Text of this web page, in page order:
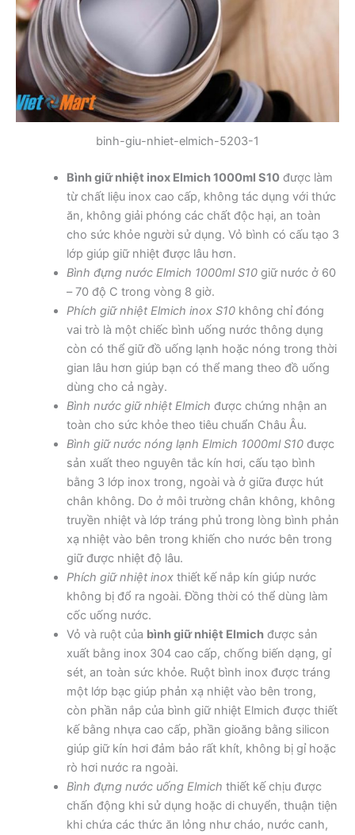
binh-giu-nhiet-elmich-5203-1
Bình giữ nhiệt inox Elmich 1000ml S10được làm
từ chất liệu inox cao cấp, không tác dụng với thức
ăn, không giải phóng các chất độc hại, an toàn
cho sức khỏe người sử dụng. Vỏ bình có cấu tạo 3
lớp giúp giữ nhiệt được lâu hơn.
Bình đựng nước Elmich 1000ml S10giữ nước ở 60
– 70 độ C trong vòng 8 giờ.
Phích giữ nhiệt Elmich inox S10không chỉ đóng
vai trò là một chiếc bình uống nước thông dụng
còn có thể giữ đồ uống lạnh hoặc nóng trong thời
gian lâu hơn giúp bạn có thể mang theo đồ uống
dùng cho cả ngày.
Bình nước giữ nhiệt Elmich được chứng nhận an
toàn cho sức khỏe theo tiêu chuẩn Châu Âu.
Bình giữ nước nóng lạnh Elmich 1000ml S10được
sản xuất theo nguyên tắc kín hơi, cấu tạo bình
bằng 3 lớp inox trong, ngoài và ở giữa được hút
chân không. Do ở môi trường chân không, không
truyền nhiệt và lớp tráng phủ trong lòng bình phản
xạ nhiệt vào bên trong khiến cho nước bên trong
giữ được nhiệt độ lâu.
Phích giữ nhiệt inoxthiết kế nắp kín giúp nước
không bị đổ ra ngoài. Đồng thời có thể dùng làm
cốc uống nước.
Vỏ và ruột của bình giữ nhiệt Elmichđược sản
xuất bằng inox 304 cao cấp, chống biến dạng, gỉ
sét, an toàn sức khỏe. Ruột bình inox được tráng
một lớp bạc giúp phản xạ nhiệt vào bên trong,
còn phần nắp của bình giữ nhiệt Elmich được thiết
kế bằng nhựa cao cấp, phần gioăng bằng silicon
giúp giữ kín hơi đảm bảo rất khít, không bị gỉ hoặc
rò hơi nước ra ngoài.
Bình đựng nước uống Elmich thiết kế chịu được
chấn động khi sử dụng hoặc di chuyển, thuận tiện
khi chứa các thức ăn lỏng như cháo, nước canh,